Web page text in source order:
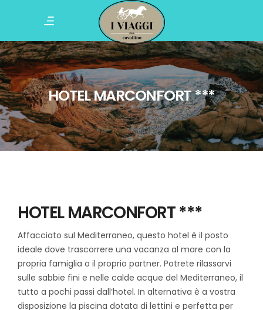
HOTEL MARCONFORT ***
HOTEL MARCONFORT ***
Affacciato sul Mediterraneo, questo hotel è il posto
ideale dove trascorrere una vacanza al mare con la
propria famiglia o il proprio partner. Potrete rilassarvi
sulle sabbie fini e nelle calde acque del Mediterraneo, il
tutto a pochi passi dall’hotel. In alternativa è a vostra
disposizione la piscina dotata di lettini e perfetta per